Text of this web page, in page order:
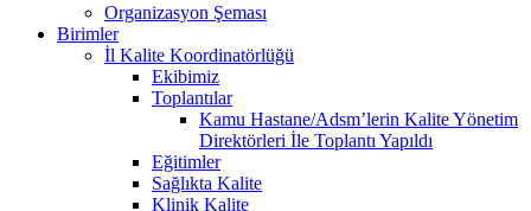
Organizasyon Şeması
Birimler
İl Kalite Koordinatörlüğü
Ekibimiz
Toplantılar
Kamu Hastane/Adsm’lerin Kalite Yönetim
Direktörleri İle Toplantı Yapıldı
Eğitimler
Sağlıkta Kalite
Klinik Kalite